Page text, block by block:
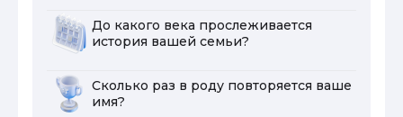
До какого века прослеживается
история вашей семьи?
Сколько раз в роду повторяется ваше
имя?